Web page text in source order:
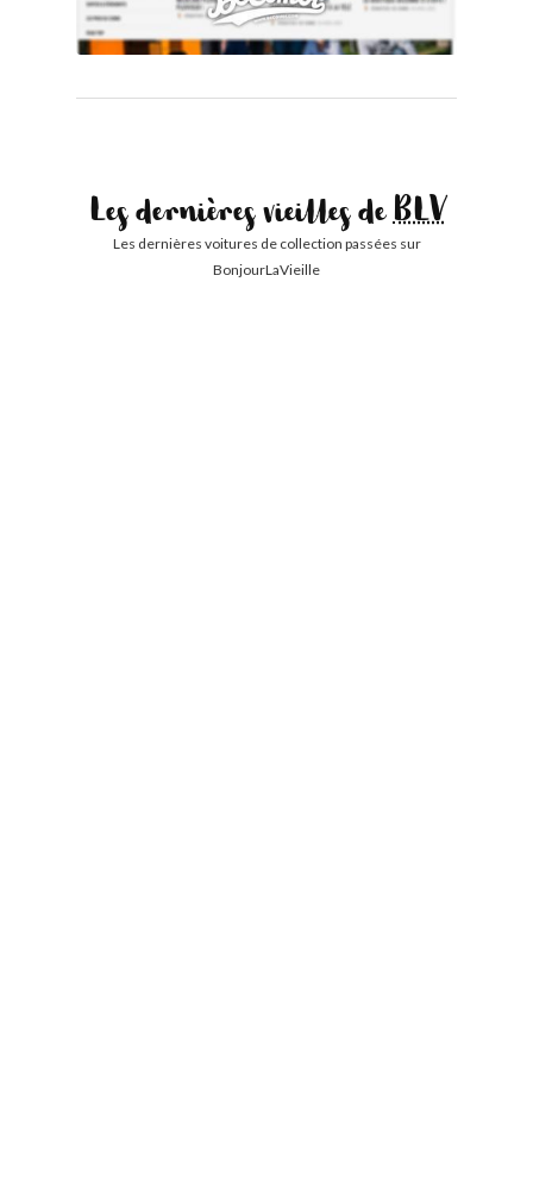
Les dernières vieilles deBLV
Les dernières voitures de collection passées sur
BonjourLaVieille